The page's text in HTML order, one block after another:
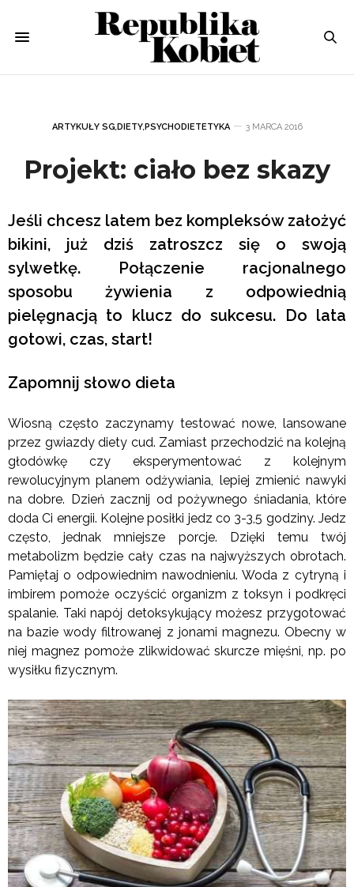
ARTYKUŁY SG,DIETY,PSYCHODIETETYKA 3 MARCA 2016
Projekt: ciało bez skazy
Jeśli chcesz latem bez kompleksów założyć
bikini, już dziś zatroszcz się o swoją
sylwetkę. Połączenie racjonalnego
sposobu żywienia z odpowiednią
pielęgnacją to klucz do sukcesu. Do lata
gotowi, czas, start!
Zapomnij słowo dieta
Wiosną często zaczynamy testować nowe, lansowane
przez gwiazdy diety cud. Zamiast przechodzić na kolejną
głodówkę czy eksperymentować z kolejnym
rewolucyjnym planem odżywiania, lepiej zmienić nawyki
na dobre. Dzień zacznij od pożywnego śniadania, które
doda Ci energii. Kolejne posiłki jedz co 3-3,5 godziny. Jedz
często, jednak mniejsze porcje. Dzięki temu twój
metabolizm będzie cały czas na najwyższych obrotach.
Pamiętaj o odpowiednim nawodnieniu. Woda z cytryną i
imbirem pomoże oczyścić organizm z toksyn i podkręci
spalanie. Taki napój detoksykujący możesz przygotować
na bazie wody filtrowanej z jonami magnezu. Obecny w
niej magnez pomoże zlikwidować skurcze mięśni, np. po
wysiłku fizycznym.